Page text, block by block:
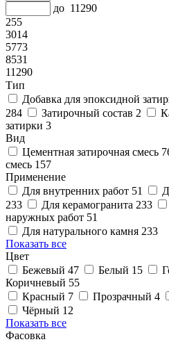
до 11290
255
3014
5773
8531
11290
Тип
Добавка для эпоксидной
284
Затирочный состав 2
затирки 3
Вид
Цементная затирочная смесь
смесь 157
Применение
Для внутренних работ 51
233
Для керамогранита 233
наружных работ 51
Для натурального камня 233
Показать все
Цвет
Бежевый 47 Белый 15
Коричневый 55
Красный 7 Прозрачный 4
Чёрный 12
Показать все
Фасовка